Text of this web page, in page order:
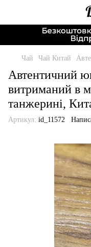
Чай Чай Китай
Автентичний
витриманий в
танжерині,
Артикул: id_11572